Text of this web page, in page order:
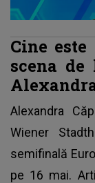
Cine
scena
Alexandra
Wiener
semifinală
pe 16 mai.